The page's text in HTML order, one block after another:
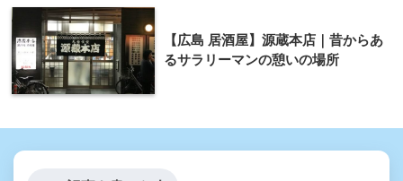
【広島 居酒屋】源蔵本店｜昔からあ
るサラリーマンの憩いの場所